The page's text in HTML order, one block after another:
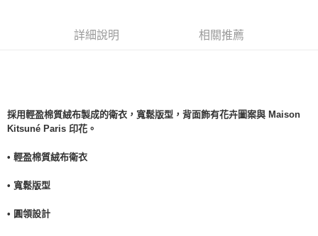
詳細說明 相關推薦
採用輕盈棉質絨布製成的衛衣，寬鬆版型，背面飾有花卉圖案與 Maison
Kitsuné Paris 印花。
• 輕盈棉質絨布衛衣
• 寬鬆版型
• 圓領設計